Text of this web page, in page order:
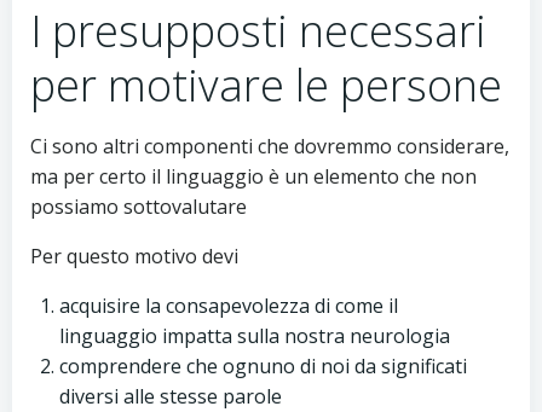
I presupposti necessari
per motivare le persone
Ci sono altri componenti che dovremmo considerare,
ma per certo il linguaggio è un elemento che non
possiamo sottovalutare
Per questo motivo devi
acquisire la consapevolezza di come il
linguaggio impatta sulla nostra neurologia
comprendere che ognuno di noi da significati
diversi alle stesse parole